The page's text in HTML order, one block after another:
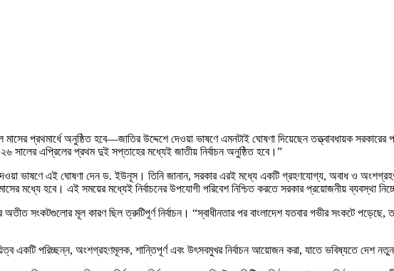
প্রথমার্ধে অনুষ্ঠিত হবে—জাতির উদ্দেশে দেওয়া ভাষণে এমনটাই ঘোষণা দিয়েছেন তত্ত্বাবধায়ক
সালের এপ্রিলের প্রথম দুই সপ্তাহের মধ্যেই জাতীয় নির্বাচন অনুষ্ঠিত হবে।”
ভাষণে এই ঘোষণা দেন ড. ইউনূস। তিনি জানান, সরকার এরই মধ্যে একটি গ্রহণযোগ্য, অবাধ ও
মধ্যে হবে। এই সময়ের মধ্যেই নির্বাচনের উপযোগী পরিবেশ নিশ্চিত করতে সরকার প্রয়োজনীয় ব্যবস্থা
সংকটগুলোর মূল কারণ ছিল ত্রুটিপূর্ণ নির্বাচন। “স্বাধীনতার পর বাংলাদেশ যতবার গভীর সংকটে পড়েছে,
একটি পরিচ্ছন্ন, অংশগ্রহণমূলক, শান্তিপূর্ণ এবং উৎসবমুখর নির্বাচন আয়োজন করা, যাতে ভবিষ্যতে দেশ